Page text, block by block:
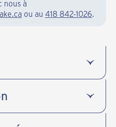
nous à
ou au 418 842-1026.